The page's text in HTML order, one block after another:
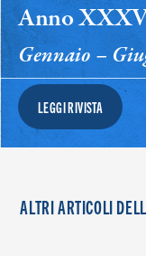
Anno
Gennaio –
LEGGI RIVISTA
ALTRI ARTICOLI